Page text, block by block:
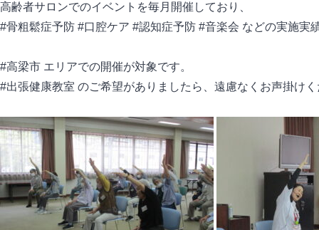
高齢者サロンでのイベントを毎月開催しており、
#骨粗鬆症予防 #口腔ケア #認知症予防 #音楽会 などの実施実
#高梁市 エリアでの開催が対象です。
#出張健康教室 のご希望がありましたら、遠慮なくお声掛け